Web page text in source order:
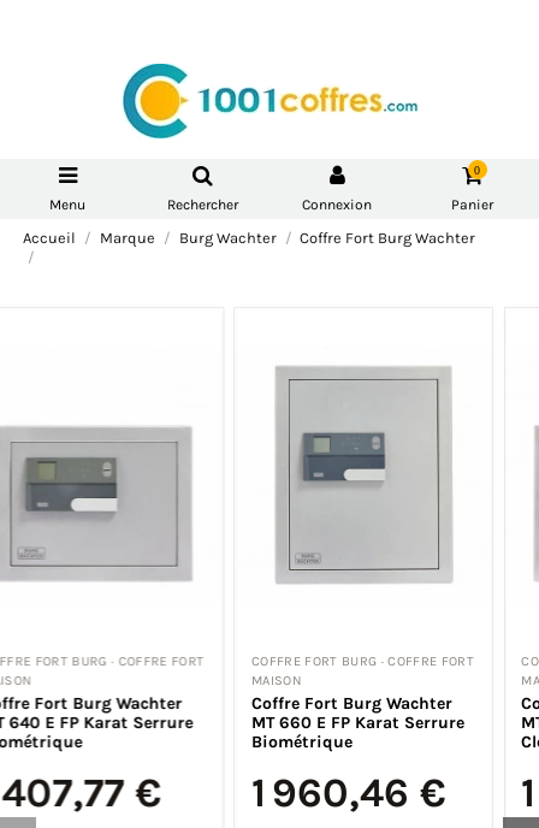
Menu Rechercher Connexion
0
Panier
Accueil Marque Burg Wachter Coffre Fort Burg Wachter
COFFRE FORT BURG · COFFRE FORT
Coffre Fort Burg Wachter
MT 660 E FP Karat Serrure
Biométrique
1 960,46 €
COFFRE FORT BURG · COFFRE
Coffre Fort Burg Wachter
MT 640 K Karat Serrure À
Clé
1 124,40 €